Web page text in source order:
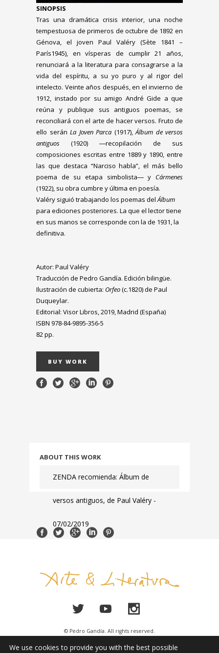
SINOPSIS
Tras una dramática crisis interior, una noche
tempestuosa de primeros de octubre de 1892 en
Génova, el joven Paul Valéry (Sète 1841 –
París1945), en vísperas de cumplir 21 años,
renunciará a la literatura para consagrarse a la
vida del espíritu, a su yo puro y al rigor del
intelecto. Veinte años después, en el invierno de
1912, instado por su amigo André Gide a que
reúna y publique sus antiguos poemas, se
reconciliará con el arte de hacer versos. Fruto de
ello serán La Joven Parca (1917),Álbum de versos
antiguos (1920) ―recopilación de sus
composiciones escritas entre 1889 y 1890, entre
las que destaca “Narciso habla”, el más bello
poema de su etapa simbolista― y Cármenes
(1922), su obra cumbre y última en poesía.
Valéry siguió trabajando los poemas delÁlbum
para ediciones posteriores. La que el lector tiene
en sus manos se corresponde con la de 1931, la
definitiva.
Autor: Paul Valéry
Traducción de Pedro Gandía. Edición bilingüe.
Ilustración de cubierta: Orfeo(c.1820) de Paul
Duqueylar.
Editorial: Visor Libros, 2019, Madrid (España)
ISBN 978-84-9895-356-5
82 pp.
BUY WORK
ABOUT THIS WORK
ZENDA recomienda: Álbum de
versos antiguos, de Paul Valéry -
07/02/2019
© Pedro Gandía. All rights reserved.
Legal Notice
We use cookies to provide you with the best possible